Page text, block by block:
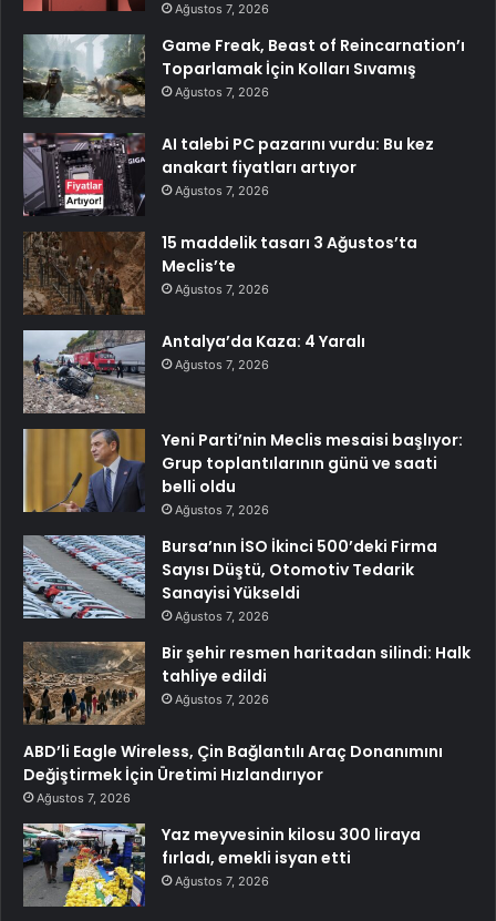
Ağustos 7, 2026
Game Freak, Beast of Reincarnation’ı
Toparlamak İçin Kolları Sıvamış
Ağustos 7, 2026
AI talebi PC pazarını vurdu: Bu kez
anakart fiyatları artıyor
Ağustos 7, 2026
15 maddelik tasarı 3 Ağustos’ta
Meclis’te
Ağustos 7, 2026
Antalya’da Kaza: 4 Yaralı
Ağustos 7, 2026
Yeni Parti’nin Meclis mesaisi başlıyor:
Grup toplantılarının günü ve saati
belli oldu
Ağustos 7, 2026
Bursa’nın İSO İkinci 500’deki Firma
Sayısı Düştü, Otomotiv Tedarik
Sanayisi Yükseldi
Ağustos 7, 2026
Bir şehir resmen haritadan silindi: Halk
tahliye edildi
Ağustos 7, 2026
ABD’li Eagle Wireless, Çin Bağlantılı Araç Donanımını
Değiştirmek İçin Üretimi Hızlandırıyor
Ağustos 7, 2026
Yaz meyvesinin kilosu 300 liraya
fırladı, emekli isyan etti
Ağustos 7, 2026